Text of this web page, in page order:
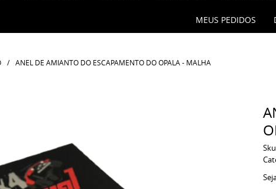
MEUS PEDIDOS
ANEL DE AMIANTO DO ESCAPAMENTO DO OPALA - MALHA